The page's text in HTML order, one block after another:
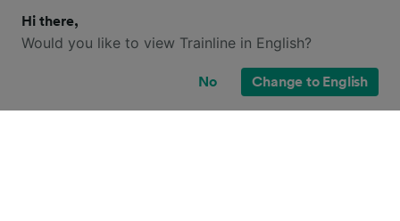
Hi there,
Would you like to view Trainline in English?
No Change to English